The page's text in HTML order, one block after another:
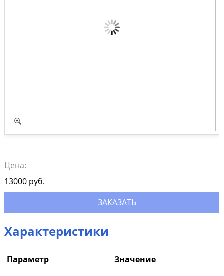
Цена:
13000руб.
ЗАКАЗАТЬ
Характеристики
Параметр
Значение